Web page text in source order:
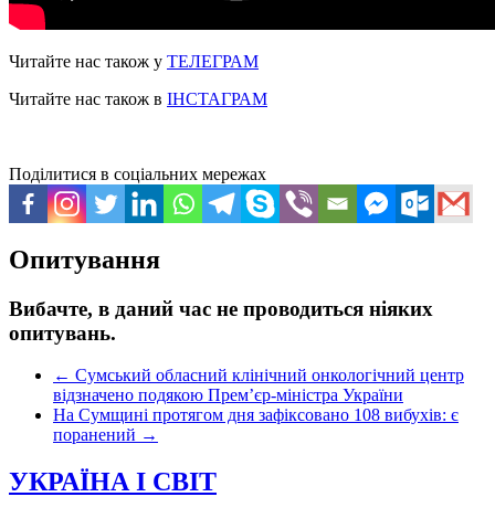
Читайте нас також у ТЕЛЕГРАМ
Читайте нас також в ІНСТАГРАМ
Поділитися в соціальних мережах
Опитування
Вибачте, в даний час не проводиться ніяких
опитувань.
← Сумський обласний клінічний онкологічний центр
відзначено подякою Прем’єр-міністра України
На Сумщині протягом дня зафіксовано 108 вибухів: є
поранений →
УКРАЇНА І СВІТ